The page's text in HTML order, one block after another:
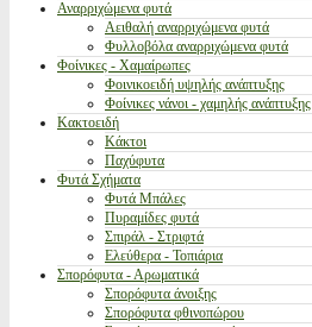
Αναρριχώμενα φυτά
Αειθαλή αναρριχώμενα φυτά
Φυλλοβόλα αναρριχώμενα φυτά
Φοίνικες - Χαμαίρωπες
Φοινικοειδή υψηλής ανάπτυξης
Φοίνικες νάνοι - χαμηλής ανάπτυξης
Κακτοειδή
Κάκτοι
Παχύφυτα
Φυτά Σχήματα
Φυτά Μπάλες
Πυραμίδες φυτά
Σπιράλ - Στριφτά
Ελεύθερα - Τοπιάρια
Σπορόφυτα - Αρωματικά
Σπορόφυτα άνοιξης
Σπορόφυτα φθινοπώρου